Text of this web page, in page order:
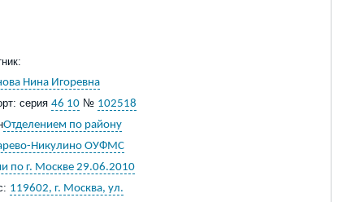
Нина Игоревна
серия46 10 № 102518
Отделением по району
Никулино ОУФМС
по г. Москве 29.06.2010
119602, г. Москва, ул.